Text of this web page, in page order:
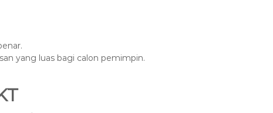
yang luas bagi calon pemimpin.